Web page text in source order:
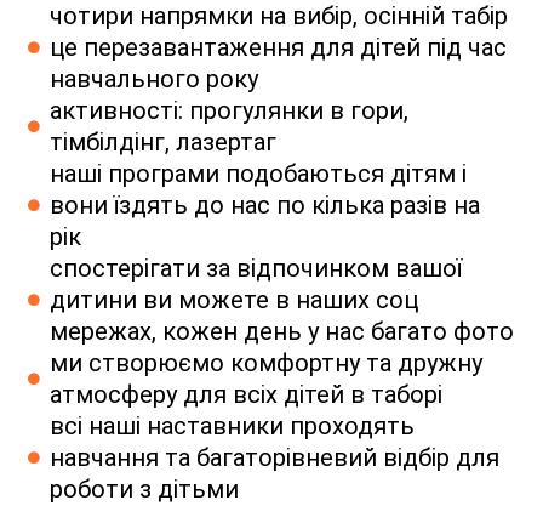
чотири напрямки на вибір, осінній табір
це перезавантаження для дітей під час
навчального року
активності: прогулянки в гори,
тімбілдінг, лазертаг
наші програми подобаються дітям і
вони їздять до нас по кілька разів на
рік
спостерігати за відпочинком вашої
дитини ви можете в наших соц
мережах, кожен день у нас багато фото
ми створюємо комфортну та дружну
атмосферу для всіх дітей в таборі
всі наші наставники проходять
навчання та багаторівневий відбір для
роботи з дітьми